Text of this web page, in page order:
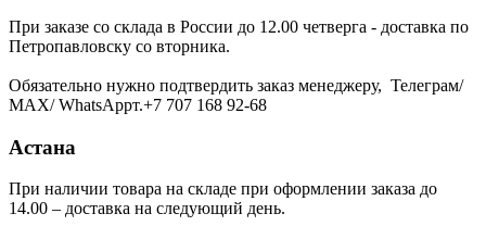
При заказе со склада в России до 12.00 четверга - доставка по
Петропавловску со вторника.
Обязательно нужно подтвердить заказ менеджеру, Телеграм/
МАХ/ WhatsAppт.+7 707 168 92-68
Астана
При наличии товара на складе при оформлении заказа до
14.00 – доставка на следующий день.